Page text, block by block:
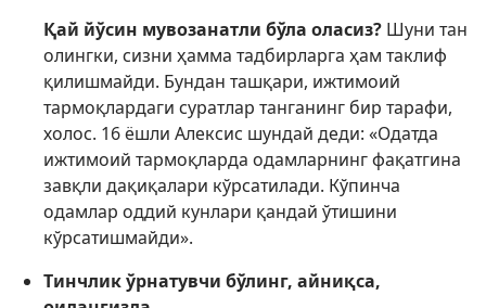
Қай йўсин мувозанатли бўла оласиз? Шуни тан
олингки, сизни ҳамма тадбирларга ҳам таклиф
қилишмайди. Бундан ташқари, ижтимоий
тармоқлардаги суратлар танганинг бир тарафи,
холос. 16 ёшли Алексис шундай деди: «Одатда
ижтимоий тармоқларда одамларнинг фақатгина
завқли дақиқалари кўрсатилади. Кўпинча
одамлар оддий кунлари қандай ўтишини
кўрсатишмайди».
Тинчлик ўрнатувчи бўлинг, айниқса,